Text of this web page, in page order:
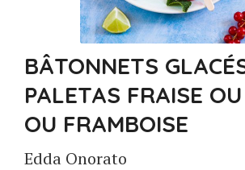
BÂTONNETS
PALETAS FRAISE
OU FRAMBOISE
Edda Onorato